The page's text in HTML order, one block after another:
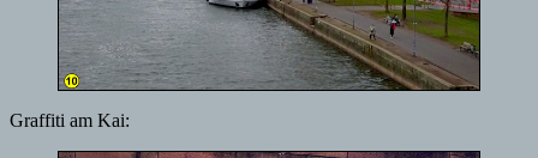
Graffiti am Kai: